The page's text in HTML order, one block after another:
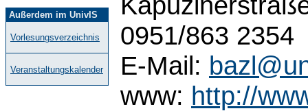
Außerdem im UnivIS
Vorlesungsverzeichnis
Veranstaltungskalender
0951/863 2354
E-Mail:
www: http://